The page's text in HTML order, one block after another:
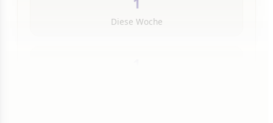
Diese Woche